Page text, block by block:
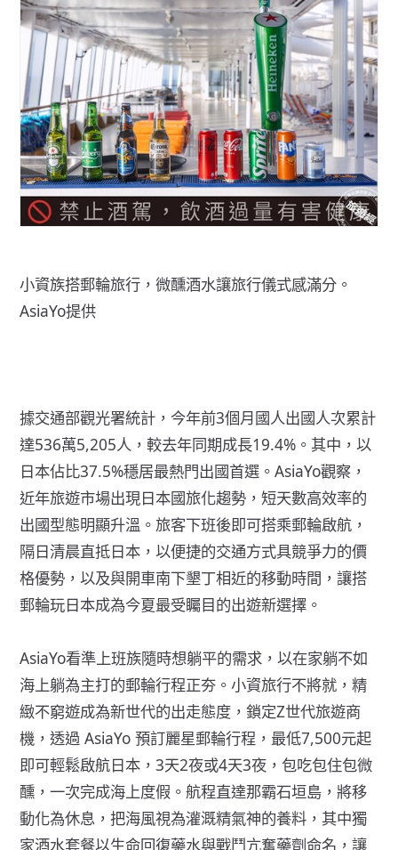
小資族搭郵輪旅行，微醺酒水讓旅行儀式感滿分。
AsiaYo提供
據交通部觀光署統計，今年前3個月國人出國人次累計
達536萬5,205人，較去年同期成長19.4%。其中，以
日本佔比37.5%穩居最熱門出國首選。AsiaYo觀察，
近年旅遊市場出現日本國旅化趨勢，短天數高效率的
出國型態明顯升溫。旅客下班後即可搭乘郵輪啟航，
隔日清晨直抵日本，以便捷的交通方式具競爭力的價
格優勢，以及與開車南下墾丁相近的移動時間，讓搭
郵輪玩日本成為今夏最受矚目的出遊新選擇。
AsiaYo看準上班族隨時想躺平的需求，以在家躺不如
海上躺為主打的郵輪行程正夯。小資旅行不將就，精
緻不窮遊成為新世代的出走態度，鎖定Z世代旅遊商
機，透過 AsiaYo 預訂麗星郵輪行程，最低7,500元起
即可輕鬆啟航日本，3天2夜或4天3夜，包吃包住包微
醺，一次完成海上度假。航程直達那霸石垣島，將移
動化為休息，把海風視為灌溉精氣神的養料，其中獨
家酒水套餐以生命回復藥水與戰鬥亢奮藥劑命名，讓